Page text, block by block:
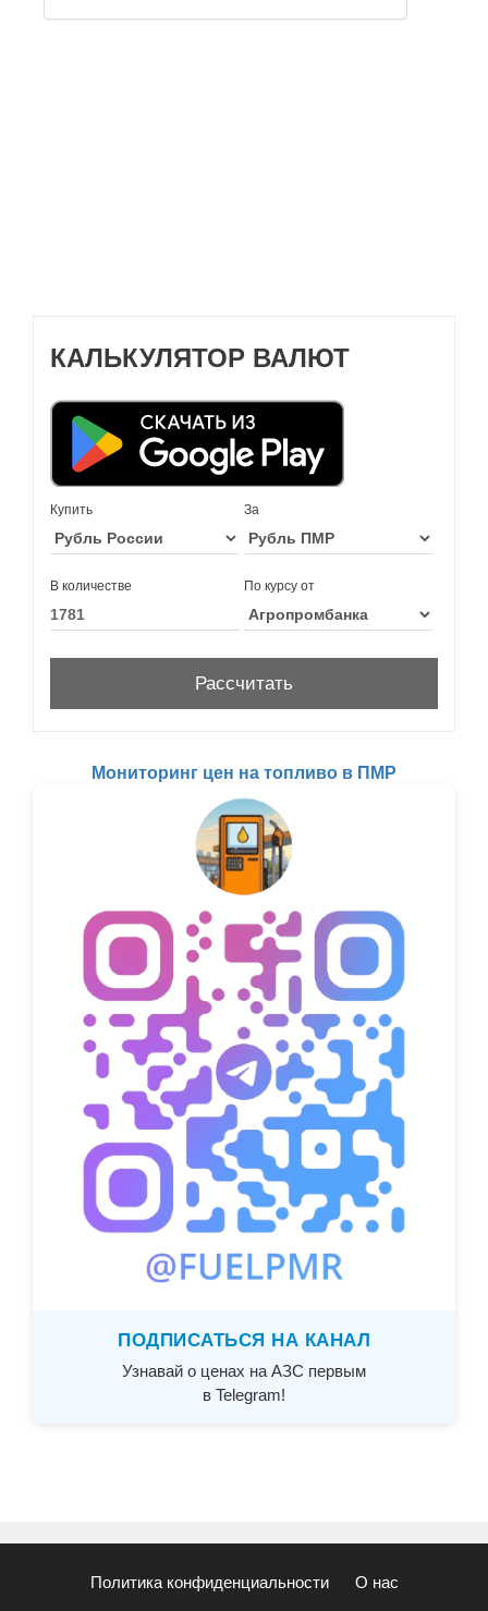
КАЛЬКУЛЯТОР ВАЛЮТ
Купить За
В количестве По курсу от
Мониторинг цен на топливо в ПМР
ПОДПИСАТЬСЯ НА КАНАЛ
Узнавай о ценах на АЗС первым
в Telegram!
Политика конфиденциальности О нас